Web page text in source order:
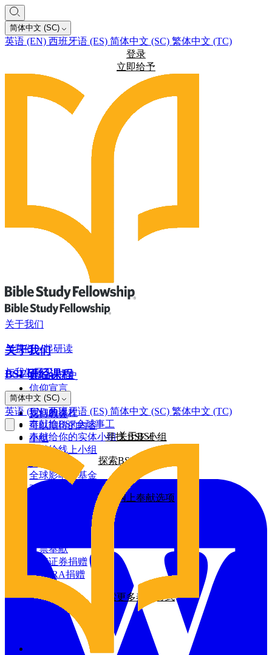
简体中文 (SC)
英语 (EN) 西班牙语 (ES) 简体中文 (SC) 繁体中文 (TC)
登录
立即给予
关于我们
关于我们
我们的历史
信仰宣言
董事会
支持教会
关于BSF
2026/25年影响力报告
2025/24年影响力报告
2024/23年影响力报告
2022年影响力报告
探索我们的全球影响力
资源
BSF博客
祷告日历
探索我们的BSF博客
与我们一起研读
BSF研经课程
罗马书
我们的课程
可以期待的内容
小组
探索BSF研经课程
与我们同工
网上奉献
奉献给BSF全球事工
奉献给你的实体小组
奉献给线上小组
全球影响力基金
更多网上奉献选项
支票奉献
增值证券捐赠
通过IRA捐赠
探索更多奉献方式
简体中文 (SC)
英语 (EN)西班牙语 (ES) 简体中文 (SC) 繁体中文 (TC)
寻找 BSF 小组